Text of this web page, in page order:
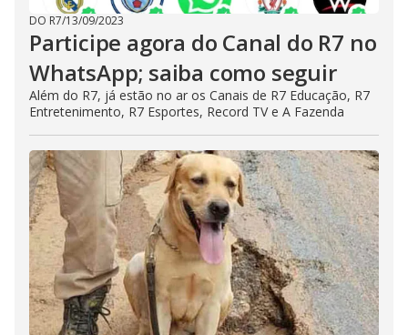
DO R7/13/09/2023
Participe agora do Canal do R7 no
WhatsApp; saiba como seguir
Além do R7, já estão no ar os Canais de R7 Educação, R7
Entretenimento, R7 Esportes, Record TV e A Fazenda